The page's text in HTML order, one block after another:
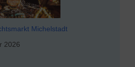
Michelstadt
2026